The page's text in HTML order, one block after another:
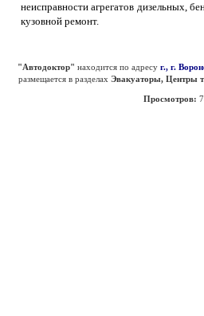
неисправности агрегатов дизельных,
кузовной ремонт.
"Автодоктор" находится по адресу г., г.
размещается в разделах Эвакуаторы, Центры
Просмотров: